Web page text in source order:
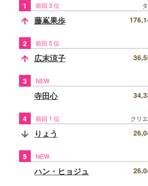
1 前回 3 位
藤嶌果歩
2 前回 5 位
広末涼子
3 NEW
寺田心
4 前回 1 位 クリ
りょう
5 NEW
ハン・ヒョジュ